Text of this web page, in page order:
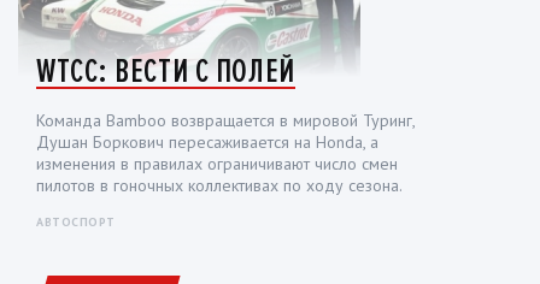
WTCC: ВЕСТИ С ПОЛЕЙ
Команда Bamboo возвращается в мировой Туринг,
Душан Боркович пересаживается на Honda, а
изменения в правилах ограничивают число смен
пилотов в гоночных коллективах по ходу сезона.
АВТОСПОРТ